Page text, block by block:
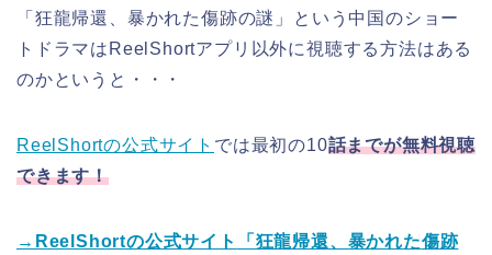
「狂龍帰還、暴かれた傷跡の謎 」
という中国のショー
トドラマはReelShortアプリ以外に視聴する方法はある
のかというと・・・
ReelShortの公式サイト では最初の10話までが無料視聴
できます！
→ReelShortの公式サイト 「狂龍帰還、暴かれた傷跡